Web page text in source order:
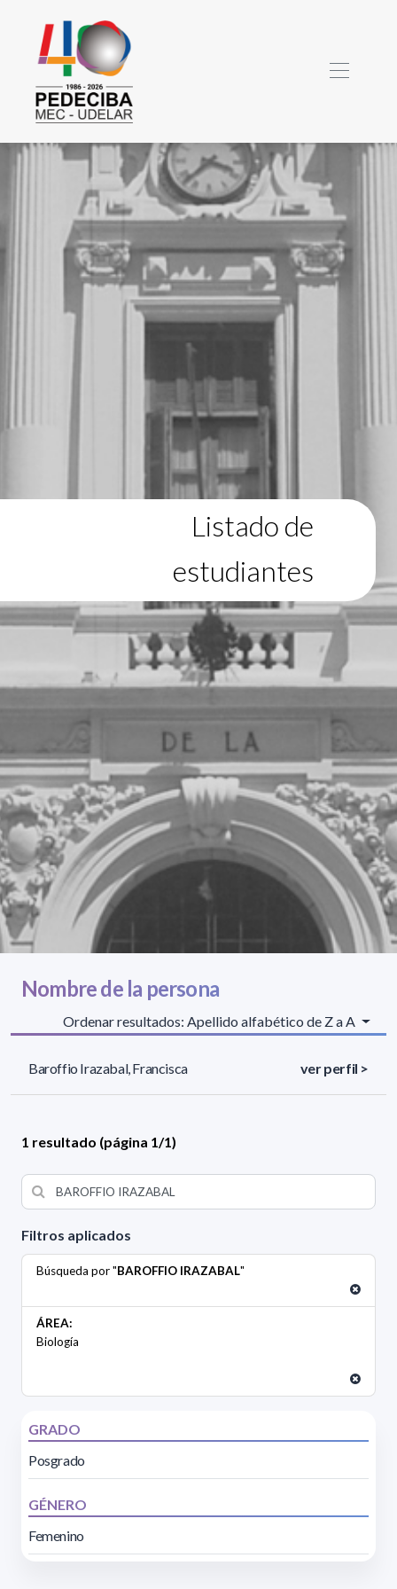
Listado de
estudiantes
Filtros aplicados
Búsqueda por "BAROFFIO IRAZABAL"
ÁREA:
Biología
GRADO
Posgrado
GÉNERO
Femenino
Nombre de la persona
Ordenar resultados: Apellido alfabético de Z a A
Baroffio Irazabal, Francisca ver perfil >
1 resultado (página 1/1)